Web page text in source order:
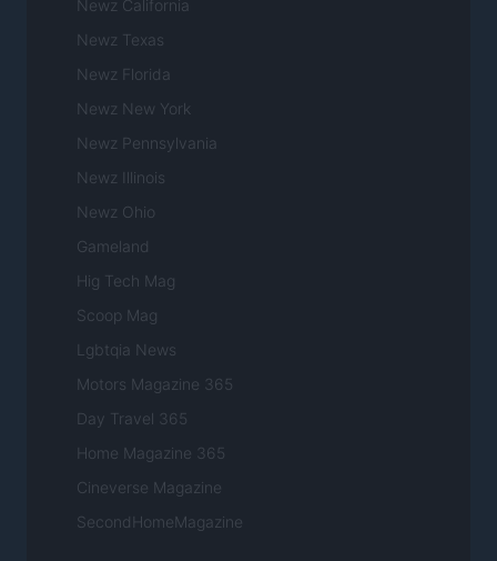
Newz California
Newz Texas
Newz Florida
Newz New York
Newz Pennsylvania
Newz Illinois
Newz Ohio
Gameland
Hig Tech Mag
Scoop Mag
Lgbtqia News
Motors Magazine 365
Day Travel 365
Home Magazine 365
Cineverse Magazine
SecondHomeMagazine